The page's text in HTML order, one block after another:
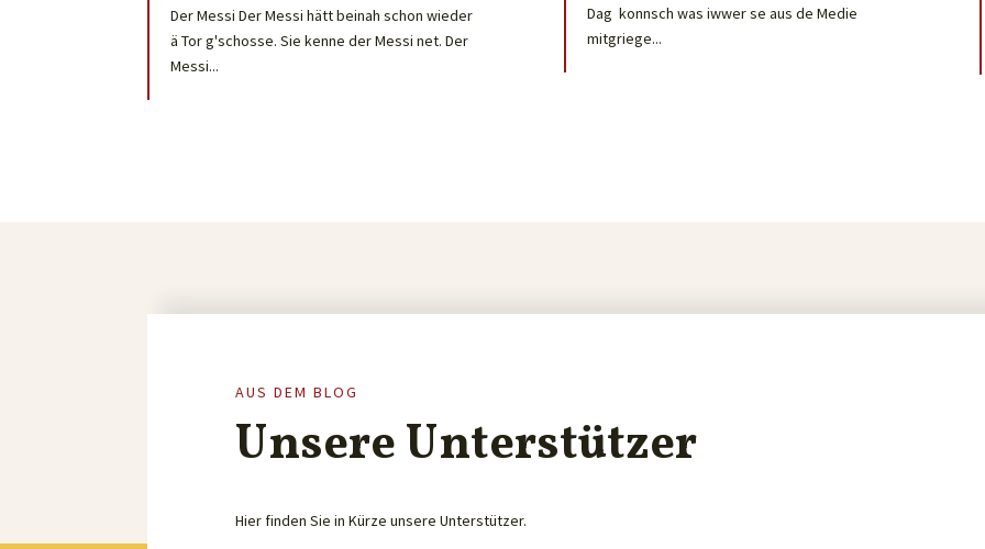
Der Messi Der Messi hätt beinah schon wieder
ä Tor g'schosse. Sie kenne der Messi net. Der
Messi...
Dag konnsch was iwwer se aus de Medie
mitgriege...
AUS DEM BLOG
Unsere Unterstützer
Hier finden Sie in Kürze unsere Unterstützer.